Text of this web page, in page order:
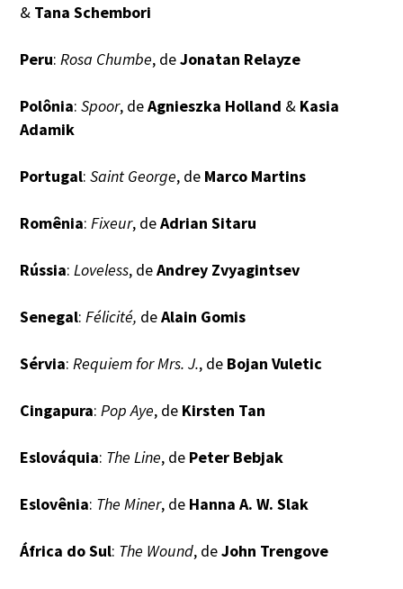
& Tana Schembori
Peru: Rosa Chumbe, deJonatan Relayze
Polônia:Spoor, deAgnieszka Holland & Kasia
Adamik
Portugal:Saint George, de Marco Martins
Romênia: Fixeur, deAdrian Sitaru
Rússia: Loveless, deAndrey Zvyagintsev
Senegal: Félicité, deAlain Gomis
Sérvia: Requiem for Mrs. J., de Bojan Vuletic
Cingapura: Pop Aye, de Kirsten Tan
Eslováquia: The Line, de Peter Bebjak
Eslovênia: The Miner, de Hanna A. W. Slak
África do Sul: The Wound, deJohn Trengove